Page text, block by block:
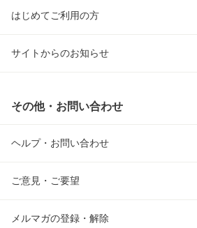
はじめてご利用の方
サイトからのお知らせ
その他・お問い合わせ
ヘルプ・お問い合わせ
ご意見・ご要望
メルマガの登録・解除